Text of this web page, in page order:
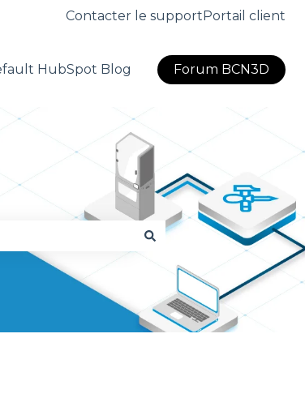
Contacter le supportPortail client
HubSpot Blog Forum BCN3D